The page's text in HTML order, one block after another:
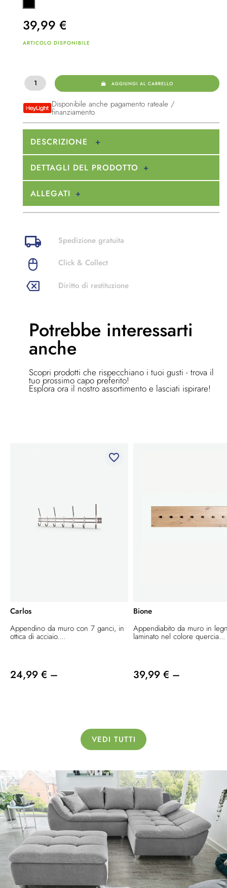
39,99 €
ARTICOLO DISPONIBILE
AGGIUNGI AL CARRELLO
Disponibile anche pagamento rateale /
finanziamento
DESCRIZIONE
DETTAGLI DEL PRODOTTO
ALLEGATI
Spedizione gratuita
Click & Collect
Diritto di restituzione
Potrebbe interessarti
anche
Scopri prodotti che rispecchiano i tuoi gusti - trova il
tuo prossimo capo preferito!
Esplora ora il nostro assortimento e lasciati ispirare!
favorite_border
Carlos
Appendino da muro con 7 ganci, in
ottica di acciaio....
24,99 € –
Bione
Appendiabito da muro in
laminato nel colore quercia...
39,99 € –
VEDI TUTTI